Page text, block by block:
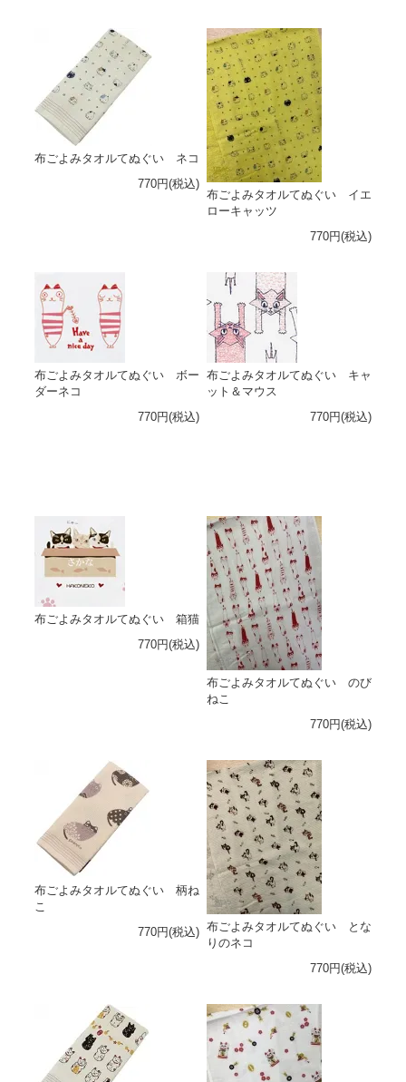
布ごよみタオルてぬぐい ネコ
770円(税込)
布ごよみタオルてぬぐい イエ
ローキャッツ
770円(税込)
布ごよみタオルてぬぐい ボー
ダーネコ
770円(税込)
布ごよみタオルてぬぐい キャ
ット＆マウス
770円(税込)
布ごよみタオルてぬぐい 箱猫
770円(税込)
布ごよみタオルてぬぐい のび
ねこ
770円(税込)
布ごよみタオルてぬぐい 柄ね
こ
770円(税込) 布ごよみタオルてぬぐい とな
りのネコ
770円(税込)